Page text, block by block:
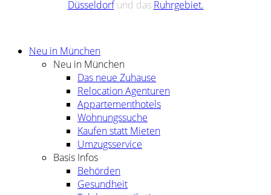
Düsseldorf und das Ruhrgebiet.
Neu in München
Neu in München
Das neue Zuhause
Relocation Agenturen
Appartementhotels
Wohnungssuche
Kaufen statt Mieten
Umzugsservice
Basis Infos
Behörden
Gesundheit